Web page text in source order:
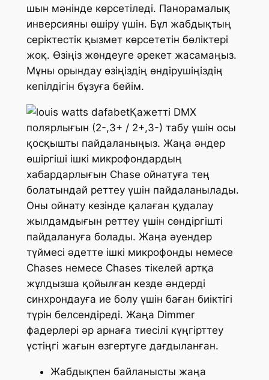
шын мәнінде көрсетіледі. Панорамалық
инверсияны өшіру үшін. Бұл жабдықтың
серіктестік қызмет көрсететін бөліктері
жоқ. Өзіңіз жөндеуге әрекет жасамаңыз.
Мұны орындау өзіңіздің өндірушіңіздің
кепілдігін бұзуға бейім.
Қажетті DMX
полярлығын (2-,3+ / 2+,3-) табу үшін осы
қосқышты пайдаланыңыз. Жаңа әндер
өшіргіші ішкі микрофондардың
хабардарлығын Chase ойнатуға тең
болатындай реттеу үшін пайдаланылады.
Оны ойнату кезінде қалаған қудалау
жылдамдығын реттеу үшін сөндіргішті
пайдалануға болады. Жаңа әуендер
түймесі әдетте ішкі микрофонды немесе
Chases немесе Chases тікелей артқа
жұлдызша қойылған кезде әндерді
синхрондауға ие болу үшін баған биіктігі
түрін белсендіреді. Жаңа Dimmer
фадерлері әр арнаға тиесілі күңгірттеу
үстіңгі жағын өзгертуге дағдыланған.
Жабдықпен байланысты жаңа